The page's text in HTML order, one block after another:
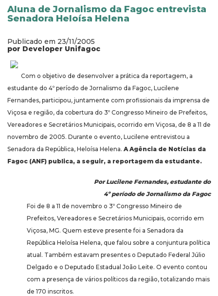
Aluna de Jornalismo da Fagoc entrevista
Senadora Heloísa Helena
Publicado em 23/11/2005
por Developer Unifagoc
Com o objetivo de desenvolver a prática da reportagem, a
estudante do 4º período de Jornalismo da Fagoc, Lucilene
Fernandes, participou, juntamente com profissionais da imprensa de
Viçosa e região, da cobertura do 3º Congresso Mineiro de Prefeitos,
Vereadores e Secretários Municipais, ocorrido em Viçosa, de 8 a 11 de
novembro de 2005. Durante o evento, Lucilene entrevistou a
Senadora da República, Heloísa Helena. A Agência de Notícias da
Fagoc (ANF) publica, a seguir, a reportagem da estudante.
Por Lucilene Fernandes, estudante do
4º período de Jornalismo da Fagoc
Foi de 8 a 11 de novembro o 3º Congresso Mineiro de
Prefeitos, Vereadores e Secretários Municipais, ocorrido em
Viçosa, MG. Quem esteve presente foi a Senadora da
República Heloísa Helena, que falou sobre a conjuntura política
atual. Também estavam presentes o Deputado Federal Júlio
Delgado e o Deputado Estadual João Leite. O evento contou
com a presença de vários políticos da região, totalizando mais
de 170 inscritos.